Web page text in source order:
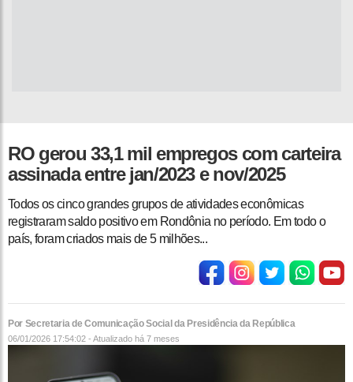
RO gerou 33,1 mil empregos com carteira
assinada entre jan/2023 e nov/2025
Todos os cinco grandes grupos de atividades econômicas
registraram saldo positivo em Rondônia no período. Em todo o
país, foram criados mais de 5 milhões...
Por Secretaria de Comunicação Social da Presidência da República
06/01/2026 17:54:02 - Atualizado há 7 meses